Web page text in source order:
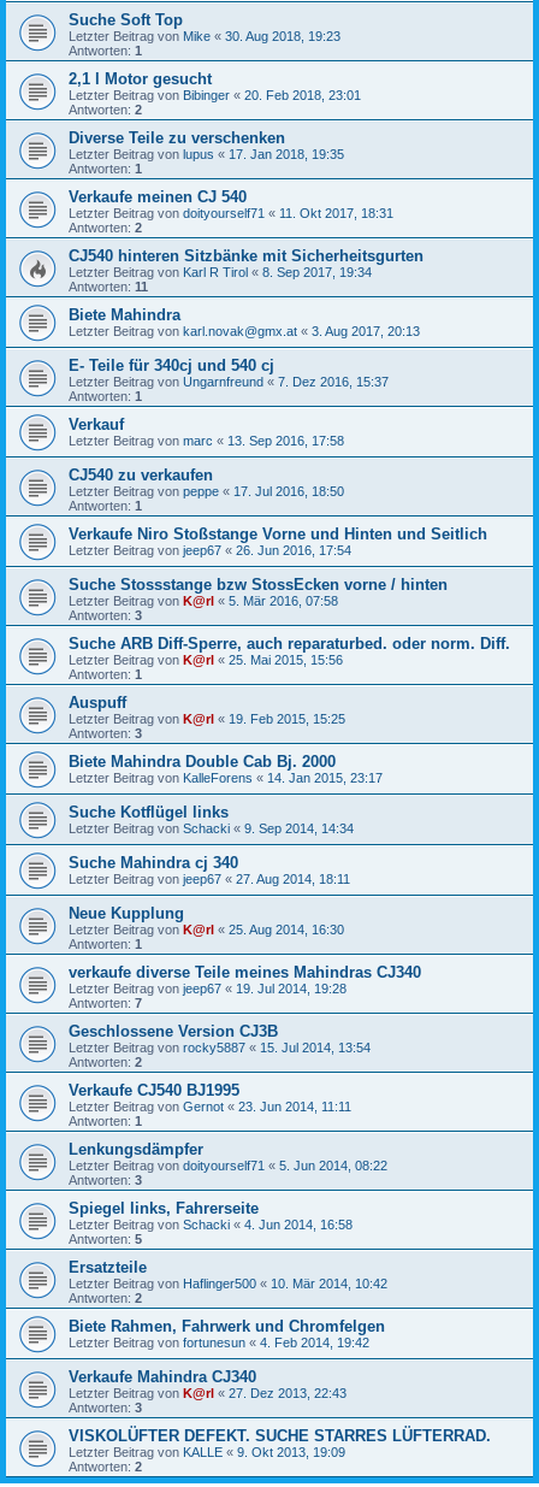
Suche Soft Top
Letzter Beitrag von Mike « 30. Aug 2018, 19:23
Antworten: 1
2,1 l Motor gesucht
Letzter Beitrag von Bibinger « 20. Feb 2018, 23:01
Antworten: 2
Diverse Teile zu verschenken
Letzter Beitrag von lupus « 17. Jan 2018, 19:35
Antworten: 1
Verkaufe meinen CJ 540
Letzter Beitrag von doityourself71 « 11. Okt 2017, 18:31
Antworten: 2
CJ540 hinteren Sitzbänke mit Sicherheitsgurten
Letzter Beitrag von Karl R Tirol « 8. Sep 2017, 19:34
Antworten: 11
Biete Mahindra
Letzter Beitrag von karl.novak@gmx.at « 3. Aug 2017, 20:13
E- Teile für 340cj und 540 cj
Letzter Beitrag von Ungarnfreund « 7. Dez 2016, 15:37
Antworten: 1
Verkauf
Letzter Beitrag von marc « 13. Sep 2016, 17:58
CJ540 zu verkaufen
Letzter Beitrag von peppe « 17. Jul 2016, 18:50
Antworten: 1
Verkaufe Niro Stoßstange Vorne und Hinten und Seitlich
Letzter Beitrag von jeep67 « 26. Jun 2016, 17:54
Suche Stossstange bzw StossEcken vorne / hinten
Letzter Beitrag von K@rl « 5. Mär 2016, 07:58
Antworten: 3
Suche ARB Diff-Sperre, auch reparaturbed. oder norm. Diff.
Letzter Beitrag von K@rl « 25. Mai 2015, 15:56
Antworten: 1
Auspuff
Letzter Beitrag von K@rl « 19. Feb 2015, 15:25
Antworten: 3
Biete Mahindra Double Cab Bj. 2000
Letzter Beitrag von KalleForens « 14. Jan 2015, 23:17
Suche Kotflügel links
Letzter Beitrag von Schacki « 9. Sep 2014, 14:34
Suche Mahindra cj 340
Letzter Beitrag von jeep67 « 27. Aug 2014, 18:11
Neue Kupplung
Letzter Beitrag von K@rl « 25. Aug 2014, 16:30
Antworten: 1
verkaufe diverse Teile meines Mahindras CJ340
Letzter Beitrag von jeep67 « 19. Jul 2014, 19:28
Antworten: 7
Geschlossene Version CJ3B
Letzter Beitrag von rocky5887 « 15. Jul 2014, 13:54
Antworten: 2
Verkaufe CJ540 BJ1995
Letzter Beitrag von Gernot « 23. Jun 2014, 11:11
Antworten: 1
Lenkungsdämpfer
Letzter Beitrag von doityourself71 « 5. Jun 2014, 08:22
Antworten: 3
Spiegel links, Fahrerseite
Letzter Beitrag von Schacki « 4. Jun 2014, 16:58
Antworten: 5
Ersatzteile
Letzter Beitrag von Haflinger500 « 10. Mär 2014, 10:42
Antworten: 2
Biete Rahmen, Fahrwerk und Chromfelgen
Letzter Beitrag von fortunesun « 4. Feb 2014, 19:42
Verkaufe Mahindra CJ340
Letzter Beitrag von K@rl « 27. Dez 2013, 22:43
Antworten: 3
VISKOLÜFTER DEFEKT. SUCHE STARRES LÜFTERRAD.
Letzter Beitrag von KALLE « 9. Okt 2013, 19:09
Antworten: 2